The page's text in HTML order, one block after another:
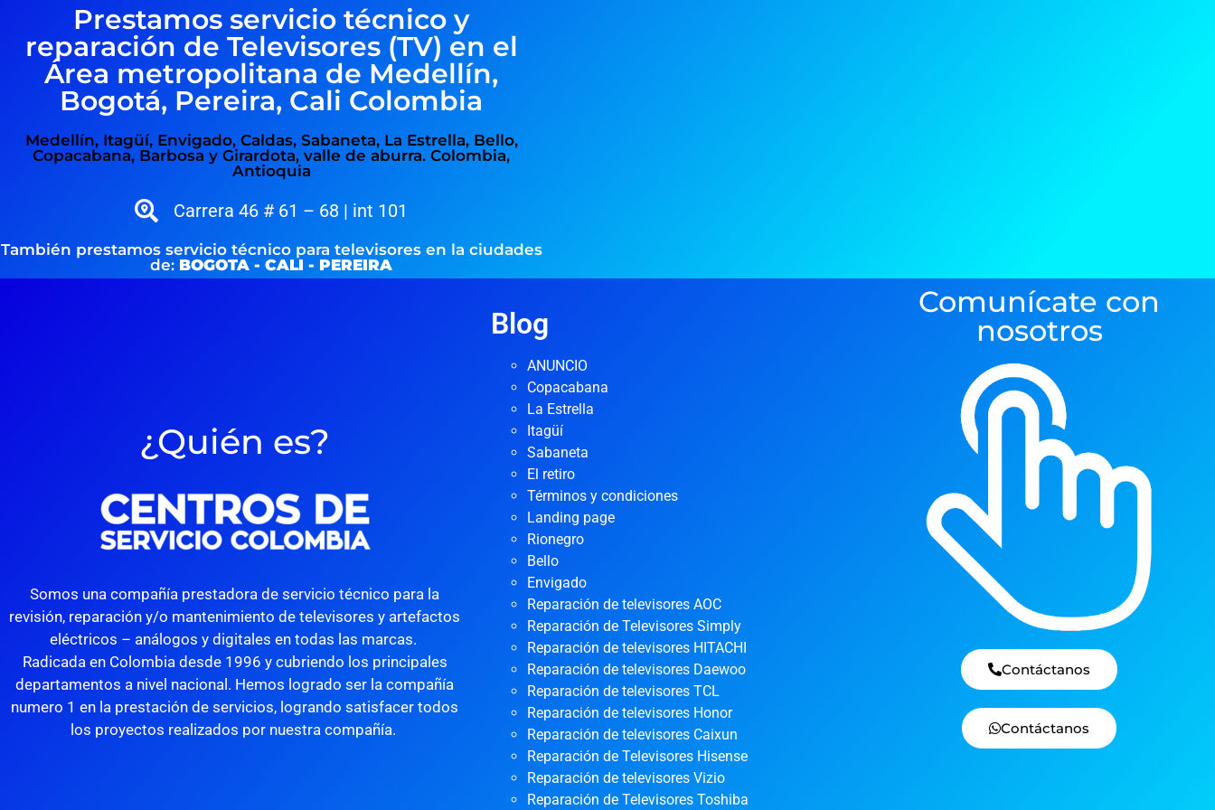
Prestamos servicio técnico y
reparación de Televisores (TV) en el
Área metropolitana de Medellín,
Bogotá, Pereira, Cali Colombia
Medellín, Itagüí, Envigado, Caldas, Sabaneta, La Estrella, Bello,
Copacabana, Barbosa y Girardota, valle de aburra. Colombia,
Antioquia
Carrera 46 # 61 – 68 | int 101
También prestamos servicio técnico para televisores en la ciudades
de: BOGOTA - CALI - PEREIRA
¿Quién es?
Somos una compañía prestadora de servicio técnico para la
revisión, reparación y/o mantenimiento de televisores y artefactos
eléctricos – análogos y digitales en todas las marcas.
Radicada en Colombia desde 1996 y cubriendo los principales
departamentos a nivel nacional. Hemos logrado ser la compañía
numero 1 en la prestación de servicios, logrando satisfacer todos
los proyectos realizados por nuestra compañía.
Blog
ANUNCIO
Copacabana
La Estrella
Itagüí
Sabaneta
El retiro
Términos y condiciones
Landing page
Rionegro
Bello
Envigado
Reparación de televisores AOC
Reparación de Televisores Simply
Reparación de televisores HITACHI
Reparación de televisores Daewoo
Reparación de televisores TCL
Reparación de televisores Honor
Reparación de televisores Caixun
Reparación de Televisores Hisense
Reparación de televisores Vizio
Reparación de Televisores Toshiba
Comunícate con
nosotros
Contáctanos
Contáctanos